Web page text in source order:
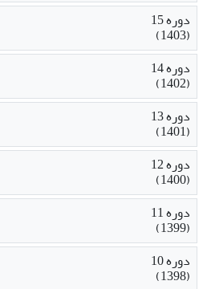
دوره 15
(1403)
دوره 14
(1402)
دوره 13
(1401)
دوره 12
(1400)
دوره 11
(1399)
دوره 10
(1398)